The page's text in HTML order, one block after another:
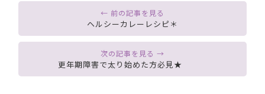
ヘルシーカレーレシピ＊
更年期障害で太り始めた方必見★